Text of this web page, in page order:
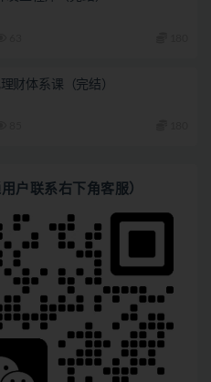
财体系课（完结）
户联系右下角客服）